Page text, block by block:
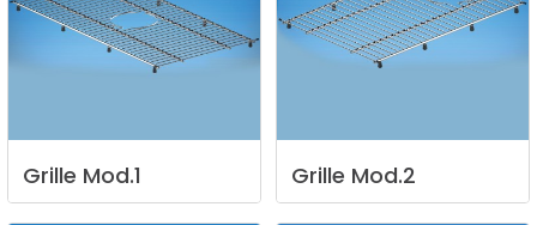
Grille Mod.1 Grille Mod.2